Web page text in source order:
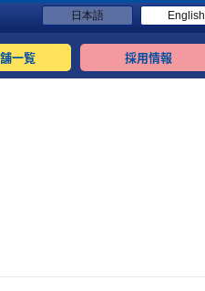
日本語 English
一覧 採用情報